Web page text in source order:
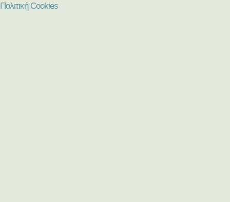
Πολιτική Cookies